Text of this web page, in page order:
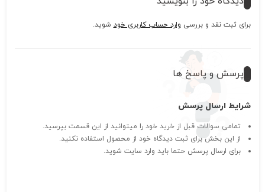
برای ثبت نقد و بررسی وارد حساب کاربری خود شوید.
پرسش و پاسخ ها
شرایط ارسال پرسش
تمامی سوالات قبل از خرید خود را میتوانید از این قسمت بپرسید.
از این بخش برای ثبت دیدگاه خود از محصول استفاده نکنید.
برای ارسال پرسش حتما باید وارد سایت شوید.